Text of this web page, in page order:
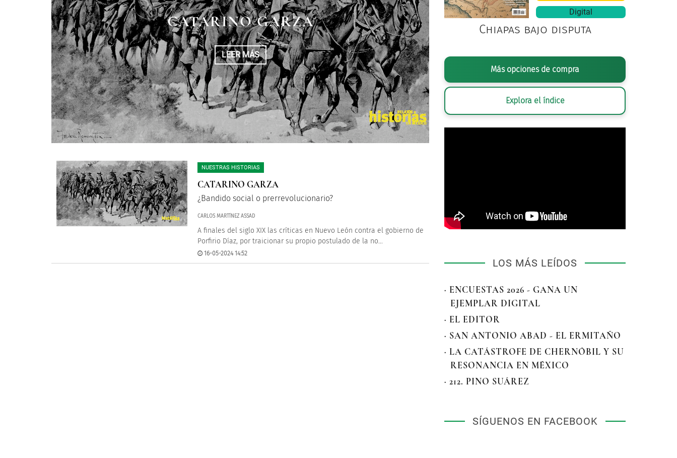
CATARINO GARZA
LEER MÁS
NUESTRAS HISTORIAS
CATARINO GARZA
¿Bandido social o prerrevolucionario?
CARLOS MARTÍNEZ ASSAD
A finales del siglo XIX las críticas en Nuevo León contra el gobierno de
Porfirio Díaz, por traicionar su propio postulado de la no...
16-05-2024 14:52
Digital
Chiapas bajo disputa
Más opciones de compra
Explora el índice
LOS MÁS LEÍDOS
· ENCUESTAS 2026 - GANA UN
EJEMPLAR DIGITAL
· EL EDITOR
· SAN ANTONIO ABAD - EL ERMITAÑO
· LA CATÁSTROFE DE CHERNÓBIL Y SU
RESONANCIA EN MÉXICO
· 212. PINO SUÁREZ
SÍGUENOS EN FACEBOOK